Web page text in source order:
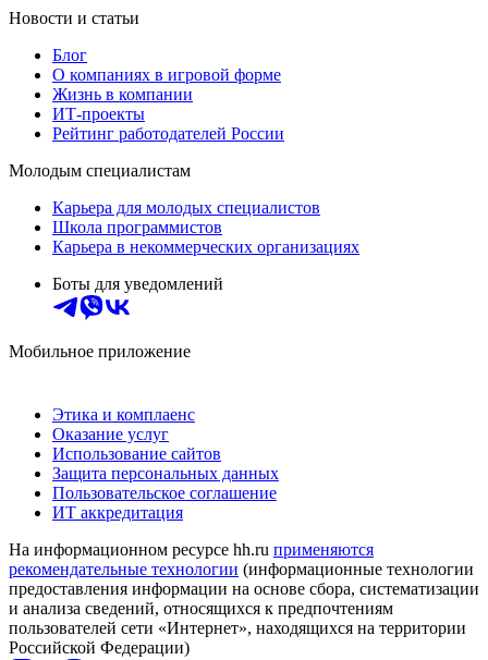
Новости и статьи
Блог
О компаниях в игровой форме
Жизнь в компании
ИТ-проекты
Рейтинг работодателей России
Молодым специалистам
Карьера для молодых специалистов
Школа программистов
Карьера в некоммерческих организациях
Боты для уведомлений
Мобильное приложение
Этика и комплаенс
Оказание услуг
Использование сайтов
Защита персональных данных
Пользовательское соглашение
ИТ аккредитация
На информационном ресурсе hh.ru применяются
рекомендательные технологии (информационные технологии
предоставления информации на основе сбора, систематизации
и анализа сведений, относящихся к предпочтениям
пользователей сети «Интернет», находящихся на территории
Российской Федерации)